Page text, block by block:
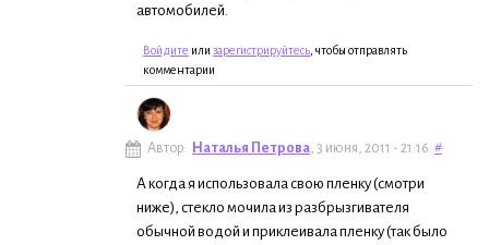
автомобилей.
Войдите или зарегистрируйтесь , чтобы отправлять
комментарии
Автор: Наталья Петрова, 3 июня, 2011 - 21:16 #
А когда я использовала свою пленку (смотри
ниже), стекло мочила из разбрызгивателя
обычной водой и приклеивала пленку (так было